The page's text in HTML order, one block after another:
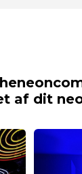
af dit